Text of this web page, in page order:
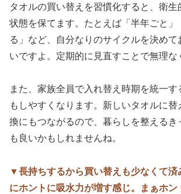
タオルの買い替えを習慣化すると、衛生
状態を保てます。たとえば「半年ごと」
る」など、自分なりのサイクルを決めて
いですよ。定期的に見直すことで無理な
また、家族全員で入れ替え時期を統一す
もしやすくなります。新しいタオルに
換にもつながるので、暮らしを整えるき
も良いかもしれませんね。
▼長持ちするから買い替えも少なくて済
にホントに吸水力が増す感じ。まぁホン